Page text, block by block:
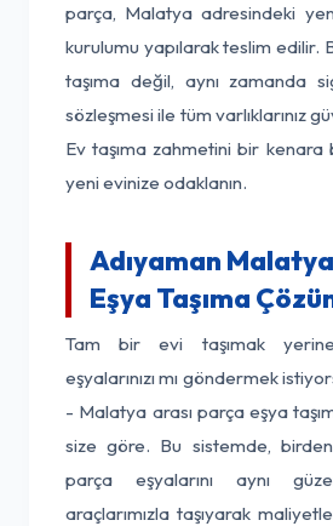
parça, Malatya adresindeki
kurulumu yapılarak teslim edilir.
taşıma değil, aynı zamanda
sözleşmesi ile tüm varlıklarınız
Ev taşıma zahmetini bir kenara
yeni evinize odaklanın.
Adıyaman
Eşya Taşıma
Tam bir evi taşımak
eşyalarınızı mı göndermek
- Malatya arası parça eşya
size göre. Bu sistemde,
parça eşyalarını aynı
araçlarımızla taşıyarak